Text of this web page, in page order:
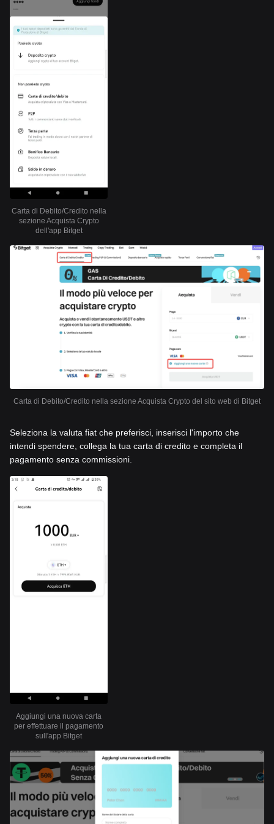
Carta di Debito/Credito nella
sezione Acquista Crypto
dell'app Bitget
Carta di Debito/Credito nella sezione Acquista Crypto del sito web di Bitget
Seleziona la valuta fiat che preferisci, inserisci l'importo che
intendi spendere, collega la tua carta di credito e completa il
pagamento senza commissioni.
Aggiungi una nuova carta
per effettuare il pagamento
sull'app Bitget